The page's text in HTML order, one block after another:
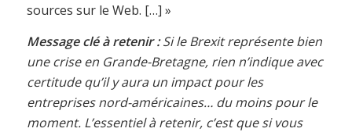
sources sur le Web. […] »
Message clé à retenir :Si le Brexit représente bien
une crise en Grande-Bretagne, rien n’indique avec
certitude qu’il y aura un impact pour les
entreprises nord-américaines… du moins pour le
moment. L’essentiel à retenir, c’est que si vous